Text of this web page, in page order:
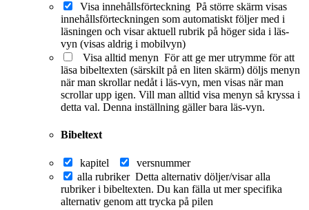
Visa innehållsförteckning På större skärm visas
innehållsförteckningen som automatiskt följer med i
läsningen och visar aktuell rubrik på höger sida i läs-
vyn (visas aldrig i mobilvyn)
Visa alltid menyn För att ge mer utrymme för att
läsa bibeltexten (särskilt på en liten skärm) döljs menyn
när man skrollar nedåt i läs-vyn, men visas när man
scrollar upp igen. Vill man alltid visa menyn så kryssa i
detta val. Denna inställning gäller bara läs-vyn.
Bibeltext
kapitel
versnummer
alla rubriker Detta alternativ döljer/visar alla
rubriker i bibeltexten. Du kan fälla ut mer specifika
alternativ genom att trycka på pilen